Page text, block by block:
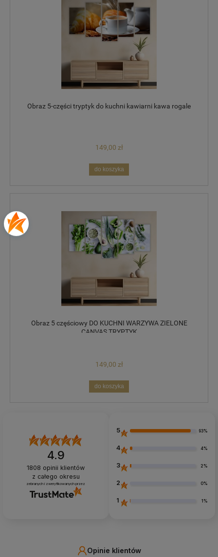
Obraz 5-części tryptyk do kuchni kawiarni kawa rogale
149,00 zł
do koszyka
Obraz 5 częściowy DO KUCHNI WARZYWA ZIELONE
CANVAS TRYPTYK
149,00 zł
do koszyka
4.9
1808 opinii klientów
z całego okresu
zebranych i zweryfikowanych przez
5 93%
4 4%
3 2%
2 0%
1 1%
Opinie klientów